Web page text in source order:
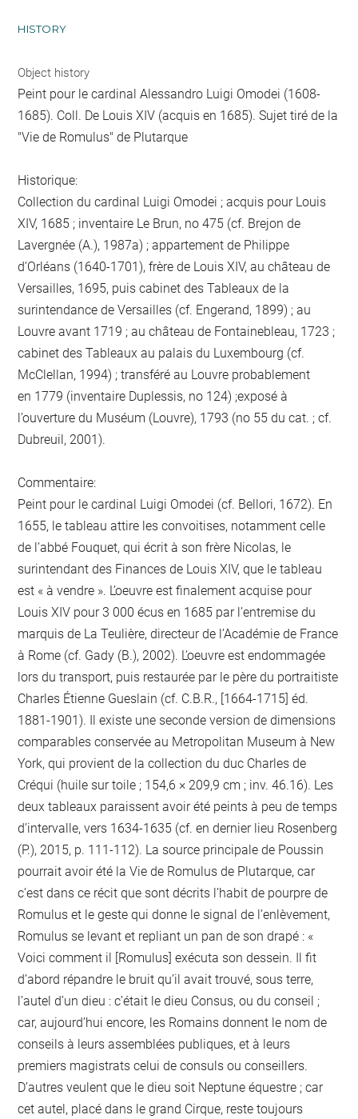
HISTORY
Object history
Peint pour le cardinal Alessandro Luigi Omodei (1608-
1685). Coll. De Louis XIV (acquis en 1685). Sujet tiré de la
"Vie de Romulus" de Plutarque
Historique:
Collection du cardinal Luigi Omodei ; acquis pour Louis
XIV, 1685 ; inventaire Le Brun, no 475 (cf. Brejon de
Lavergnée (A.), 1987a) ; appartement de Philippe
d’Orléans (1640-1701), frère de Louis XIV, au château de
Versailles, 1695, puis cabinet des Tableaux de la
surintendance de Versailles (cf. Engerand, 1899) ; au
Louvre avant 1719 ; au château de Fontainebleau, 1723 ;
cabinet des Tableaux au palais du Luxembourg (cf.
McClellan, 1994) ; transféré au Louvre probablement
en 1779 (inventaire Duplessis, no 124) ;exposé à
l’ouverture du Muséum (Louvre), 1793 (no 55 du cat. ; cf.
Dubreuil, 2001).
Commentaire:
Peint pour le cardinal Luigi Omodei (cf. Bellori, 1672). En
1655, le tableau attire les convoitises, notamment celle
de l’abbé Fouquet, qui écrit à son frère Nicolas, le
surintendant des Finances de Louis XIV, que le tableau
est « à vendre ». L’oeuvre est finalement acquise pour
Louis XIV pour 3 000 écus en 1685 par l’entremise du
marquis de La Teulière, directeur de l’Académie de France
à Rome (cf. Gady (B.), 2002). L’oeuvre est endommagée
lors du transport, puis restaurée par le père du portraitiste
Charles Étienne Gueslain (cf. C.B.R., [1664-1715] éd.
1881-1901). Il existe une seconde version de dimensions
comparables conservée au Metropolitan Museum à New
York, qui provient de la collection du duc Charles de
Créqui (huile sur toile ; 154,6 × 209,9 cm ; inv. 46.16). Les
deux tableaux paraissent avoir été peints à peu de temps
d’intervalle, vers 1634-1635 (cf. en dernier lieu Rosenberg
(P.), 2015, p. 111-112). La source principale de Poussin
pourrait avoir été la Vie de Romulus de Plutarque, car
c’est dans ce récit que sont décrits l’habit de pourpre de
Romulus et le geste qui donne le signal de l’enlèvement,
Romulus se levant et repliant un pan de son drapé : «
Voici comment il [Romulus] exécuta son dessein. Il fit
d’abord répandre le bruit qu’il avait trouvé, sous terre,
l’autel d’un dieu : c’était le dieu Consus, ou du conseil ;
car, aujourd’hui encore, les Romains donnent le nom de
conseils à leurs assemblées publiques, et à leurs
premiers magistrats celui de consuls ou conseillers.
D’autres veulent que le dieu soit Neptune équestre ; car
cet autel, placé dans le grand Cirque, reste toujours